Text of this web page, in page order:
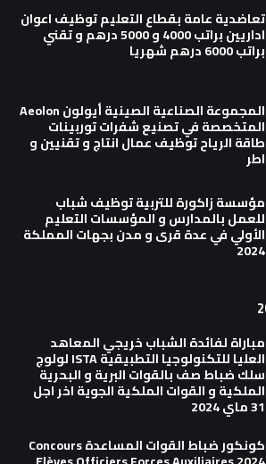
تعاضدية عامة بقطاع التعليم توظيف اعوان
اداريين براتب 4000 و 5000 درهم و تقني
براتب 6000 درهم شهريا
المجموعة الصناعية الصينية أيولون Aeolon
المتخصصة في تصنيع شفرات توربينات
طاقة الرياح توظيف عمال انتاج و تقنيين و
اطر
مؤسسة زاكورة للتربية توظيف شباب
للعمل بالمدارس و المؤسسات التعليم
الأولي في عدة قرى و مدن بجهات المملكة
2024
مباراة لفائدة الشباب خريجي المعاهد
العليا للتكنولوجيا التطبيقية ISTA لولوج
سلك ضباط صف بالقوات البرية و البحرية
الملكية و القوات الملكية الجوية اخر اجل
31 ماي 2024
كونكور ضباط القوات المساعدة Concours